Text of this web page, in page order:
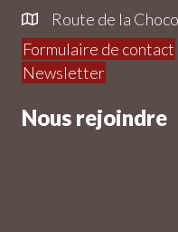
Route de la
Formulaire de contact
Newsletter
Nous rejoindre